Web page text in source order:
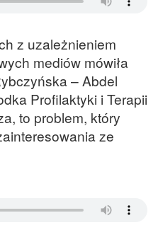
z uzależnieniem
mediów mówiła
– Abdel
Profilaktyki i Terapii
to problem, który
ze